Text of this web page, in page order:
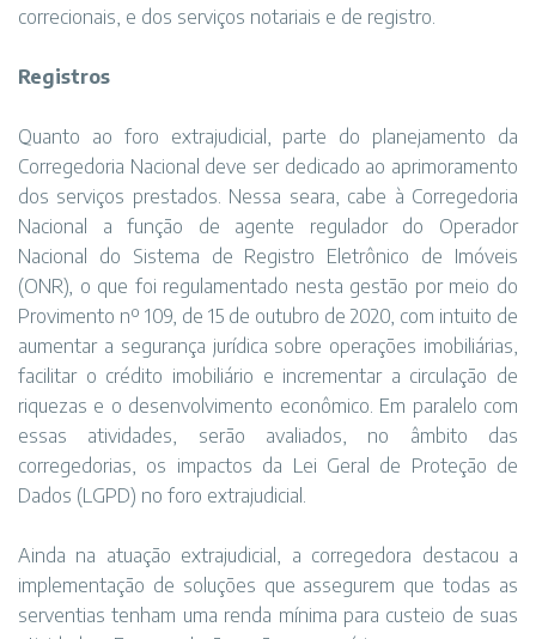
correcionais, e dos serviços notariais e de registro.
Registros
Quanto ao foro extrajudicial, parte do planejamento da
Corregedoria Nacional deve ser dedicado ao aprimoramento
dos serviços prestados. Nessa seara, cabe à Corregedoria
Nacional a função de agente regulador do Operador
Nacional do Sistema de Registro Eletrônico de Imóveis
(ONR), o que foi regulamentado nesta gestão por meio do
Provimento nº 109, de 15 de outubro de 2020, com intuito de
aumentar a segurança jurídica sobre operações imobiliárias,
facilitar o crédito imobiliário e incrementar a circulação de
riquezas e o desenvolvimento econômico. Em paralelo com
essas atividades, serão avaliados, no âmbito das
corregedorias, os impactos da Lei Geral de Proteção de
Dados (LGPD) no foro extrajudicial.
Ainda na atuação extrajudicial, a corregedora destacou a
implementação de soluções que assegurem que todas as
serventias tenham uma renda mínima para custeio de suas